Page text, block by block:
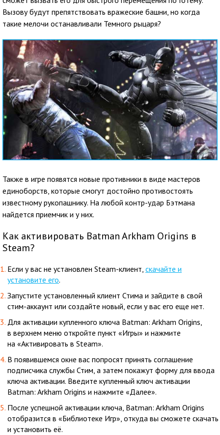
Вызову будут препятствовать вражеские башни, но когда
такие мелочи останавливали Темного рыцаря?
Также в игре появятся новые противники в виде мастеров
единоборств, которые смогут достойно противостоять
известному рукопашнику. На любой контр-удар Бэтмана
найдется приемчик и у них.
Как активировать Batman Arkham Origins в
Steam?
Если у вас не установлен Steam-клиент, скачайте и
установите его.
Запустите установленный клиент Стима и зайдите в свой
стим-аккаунт или создайте новый, если у вас его еще нет.
Для активации купленного ключа Batman: Arkham Origins,
в верхнем меню откройте пункт «Игры» и нажмите
на «Активировать в Steam».
В появившемся окне вас попросят принять соглашение
подписчика службы Стим, а затем покажут форму для ввода
ключа активации. Введите купленный ключ активации
Batman: Arkham Origins и нажмите «Далее».
После успешной активации ключа, Batman: Arkham Origins
отобразится в «Библиотеке Игр», откуда вы сможете скачать
и установить её.